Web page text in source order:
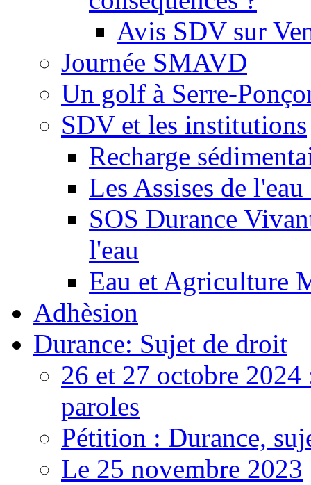
Avis SDV sur
Journée SMAVD
Un golf à Serre-
SDV et les institutions
Recharge
Les Assises de
SOS Durance
l'eau
Eau et Agriculture
Adhèsion
Durance: Sujet de droit
26 et 27 octobre 2024
paroles
Pétition : Durance,
Le 25 novembre 2023